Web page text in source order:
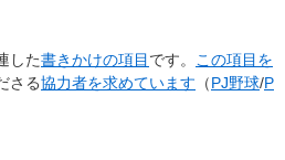
した書きかけの項目です。
この項目を
さる協力者を求めています （PJ野球/P